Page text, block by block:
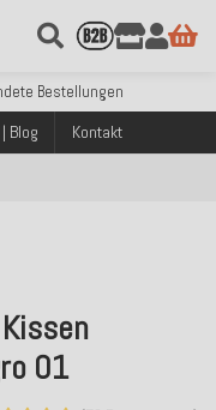
Bestellungen
& Amazon Pay
ab 99€ Bestellwert
Bestellungen
& Amazon Pay
Blog Kontakt
01